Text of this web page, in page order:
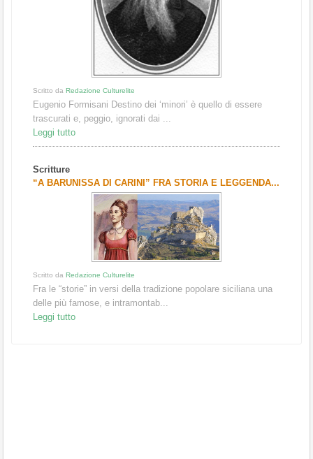
Scritto da Redazione Culturelite
Eugenio Formisani Destino dei ‘minori’ è quello di essere
trascurati e, peggio, ignorati dai ...
Leggi tutto
Scritture
“A BARUNISSA DI CARINI” FRA STORIA E LEGGENDA...
Scritto da Redazione Culturelite
Fra le “storie” in versi della tradizione popolare siciliana una
delle più famose, e intramontab...
Leggi tutto